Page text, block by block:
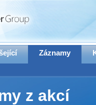
Záznamy
z akcí